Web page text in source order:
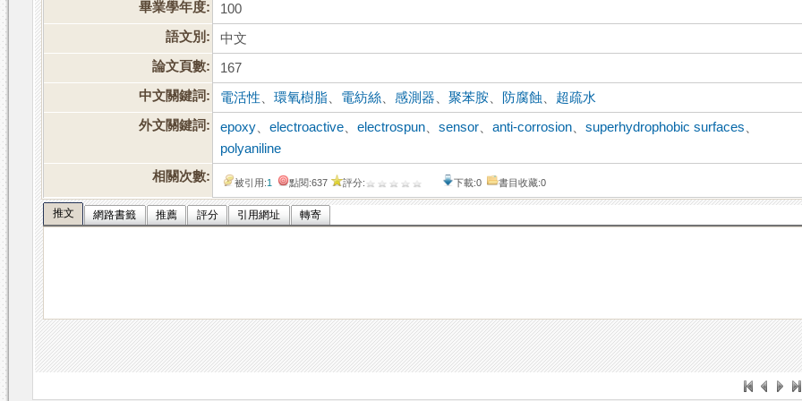
畢業學年度:
100
語文別:
中文
論文頁數:
167
中文關鍵詞:
電活性 、環氧樹脂 電紡絲 、感測器 、聚苯胺 防腐蝕
超疏水
外文關鍵詞:
epoxy 、electroactive 、electrospun 、sensor 、anti-corrosion 、superhydrophobic surfaces
polyaniline
相關次數:
被引用:1 點閱:637 評分: 下載:0 書目收藏:0
推文 網路書籤 推薦 評分 引用網址 轉寄